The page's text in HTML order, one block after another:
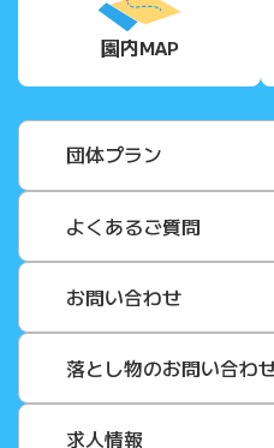
園内MAP
団体プラン
よくあるご質問
お問い合わせ
落とし物のお問い合わ
求人情報